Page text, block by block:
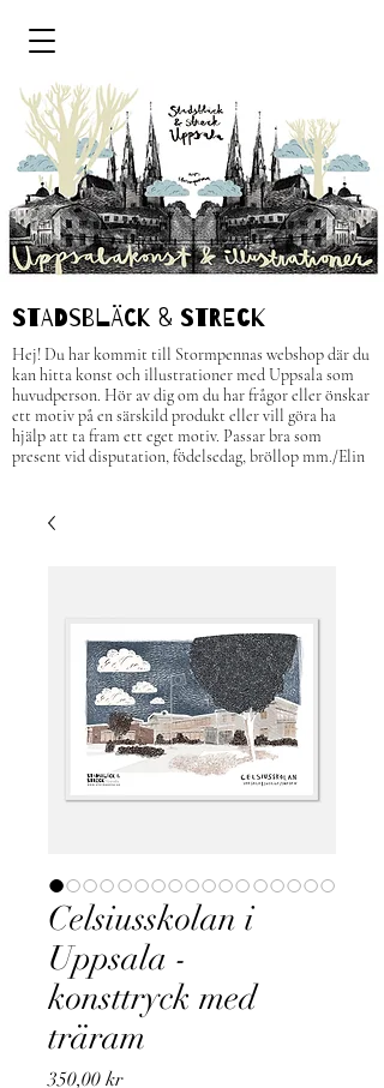
STADSBLÄCK & STRECk
Hej! Du har kommit till Stormpennas webshop där du
kan hitta konst och illustrationer med Uppsala som
huvudperson. Hör av dig om du har frågor eller önskar
ett motiv på en särskild produkt eller vill göra ha
hjälp att ta fram ett eget motiv. Passar bra som
present vid disputation, födelsedag, bröllop mm./Elin
Celsiusskolan i
Uppsala -
konsttryck med
träram
350,00 krPris